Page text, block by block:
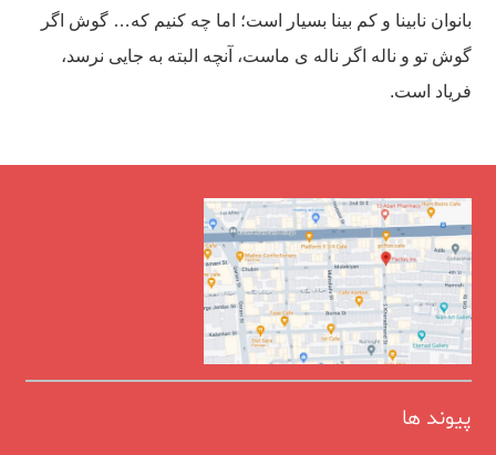
بانوان نابینا و کم بینا بسیار است؛ اما چه کنیم که… گوش اگر
گوش تو و ناله اگر ناله ی ماست، آنچه البته به جایی نرسد،
فریاد است.
پیوند ها